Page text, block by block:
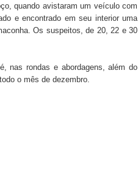
revolta
quando avistaram um veículo com
e encontrado em seu interior uma
Os suspeitos, de 20, 22 e 30
nas rondas e abordagens, além do
o mês de dezembro.